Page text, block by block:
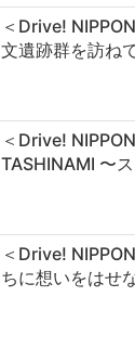
＜Drive!
文遺跡群を訪ね
＜Drive!
TASHINAMI 〜
＜Drive!
ちに想いをはせ